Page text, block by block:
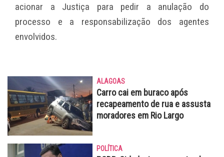
acionar a Justiça para pedir a anulação do
processo e a responsabilização dos agentes
envolvidos.
ALAGOAS
Carro cai em buraco após
recapeamento de rua e assusta
moradores em Rio Largo
POLÍTICA